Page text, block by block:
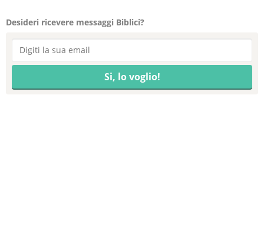
Desideri ricevere messaggi Biblici?